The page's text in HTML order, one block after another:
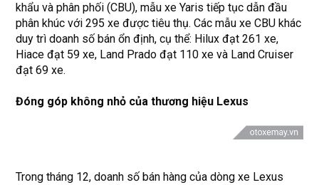
khẩu và phân phối (CBU), mẫu xe Yaris tiếp tục dẫn đầu
phân khúc với 295 xe được tiêu thụ. Các mẫu xe CBU khác
duy trì doanh số bán ổn định, cụ thể: Hilux đạt 261 xe,
Hiace đạt 59 xe, Land Prado đạt 110 xe và Land Cruiser
đạt 69 xe.
Đóng góp không nhỏ của thương hiệu Lexus
Trong tháng 12, doanh số bán hàng của dòng xe Lexus